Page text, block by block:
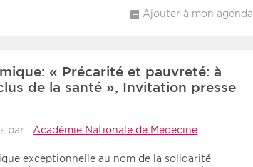
Ajouter à mon agenda
« Précarité et pauvreté: à
de la santé », Invitation presse
par : Académie Nationale de Médecine
exceptionnelle au nom de la solidarité